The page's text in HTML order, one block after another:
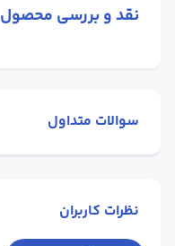
نقد و بررسی محصول
سوالات متداول
نظرات کاربران